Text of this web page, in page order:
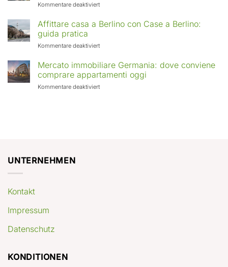
Kommentare deaktiviertfür
in
Europa:
in
crescita
rendimenti
Affittare casa a Berlino con Case a Berlino:
guida pratica
Kommentare deaktiviertfür
casa
a
Berlino
con
Mercato immobiliare Germania: dove conviene
comprare appartamenti oggi
Kommentare deaktiviertfür
UNTERNEHMEN
Kontakt
Impressum
Datenschutz
KONDITIONEN